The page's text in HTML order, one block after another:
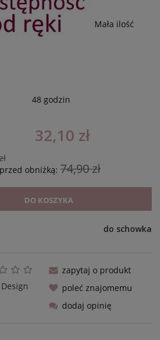
Mała ilość
48 godzin
32,10 zł
obniżką: 74,90 zł
DO KOSZYKA
do schowka
zapytaj o produkt
poleć znajomemu
dodaj opinię